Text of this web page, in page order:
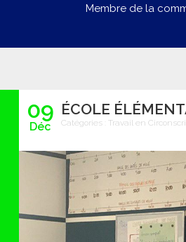
Membre de la
09
Déc
ÉCOLE
Catégories : Travail en